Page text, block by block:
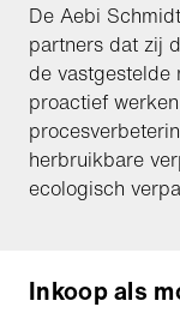
De Aebi
partners dat zij
de vastgestelde
proactief
herbruikbare
ecologisch
Inkoop als